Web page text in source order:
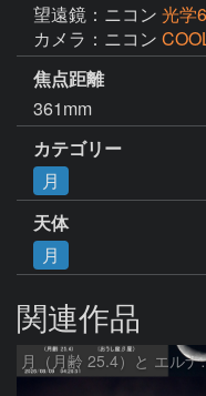
望遠鏡：ニコン 光学
カメラ：ニコン
焦点距離
361mm
カテゴリー
月
天体
月
関連作品
月（月齢